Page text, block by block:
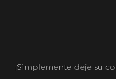
¡Simplemente deje su